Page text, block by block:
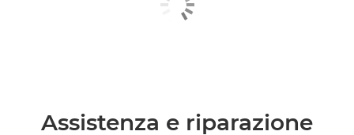
Assistenza e riparazione